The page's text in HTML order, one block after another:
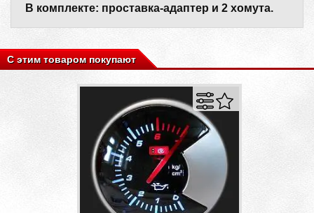
В комплекте: проставка-адаптер и 2 хомута.
С этим товаром покупают